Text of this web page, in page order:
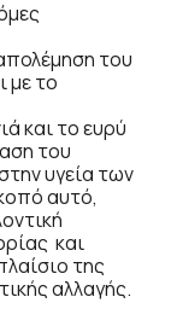
του
με το
και το ευρύ
του
υγεία των
αυτό,
και
της
αλλαγής.